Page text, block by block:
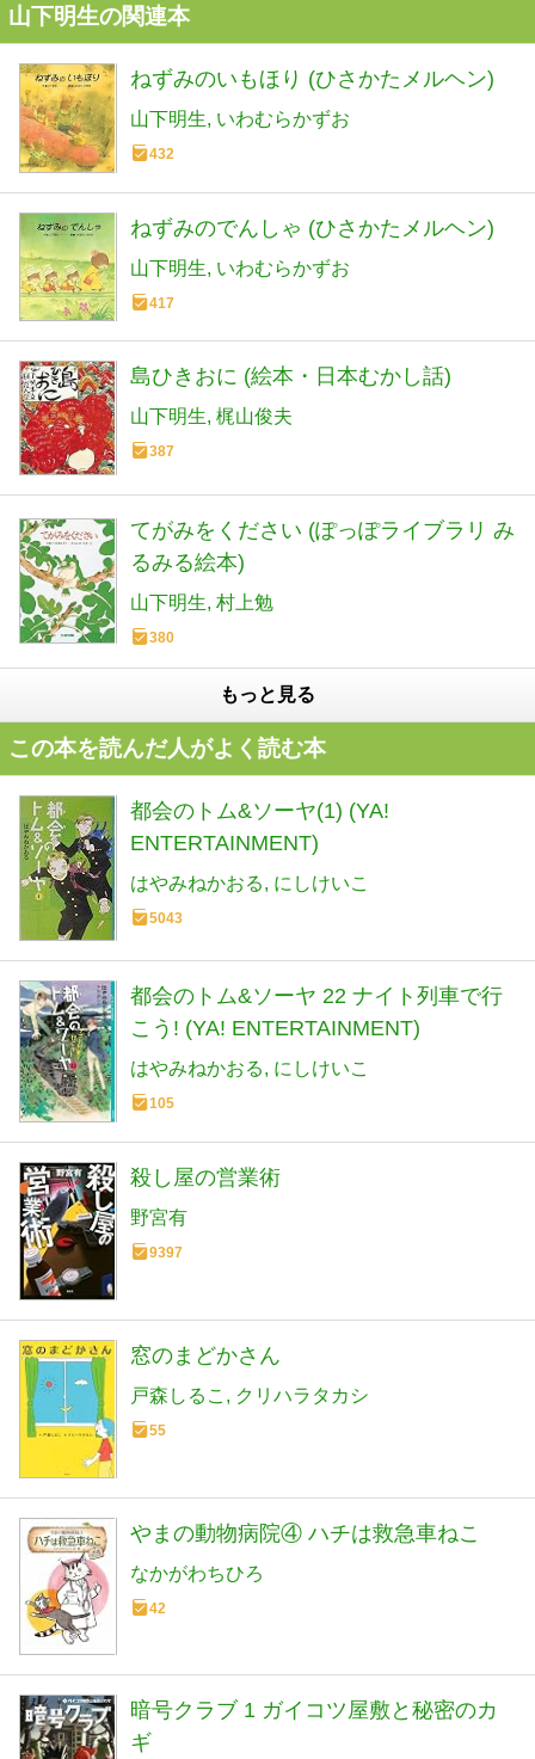
山下明生の関連本
ねずみのいもほり (ひさかたメルヘン)
山下明生 いわむらかずお
432
ねずみのでんしゃ (ひさかたメルヘン)
山下明生 いわむらかずお
417
島ひきおに (絵本・日本むかし話)
山下明生 梶山俊夫
387
てがみをください (ぽっぽライブラリ み
るみる絵本)
山下明生 村上勉
380
もっと見る
この本を読んだ人がよく読む本
都会のトム&ソーヤ(1) (YA!
ENTERTAINMENT)
はやみねかおる にしけいこ
5043
都会のトム&ソーヤ 22 ナイト列車で行
こう! (YA! ENTERTAINMENT)
はやみねかおる にしけいこ
105
殺し屋の営業術
野宮有
9397
窓のまどかさん
戸森しるこ クリハラタカシ
55
やまの動物病院④ ハチは救急車ねこ
なかがわちひろ
42
暗号クラブ 1 ガイコツ屋敷と秘密のカ
ギ